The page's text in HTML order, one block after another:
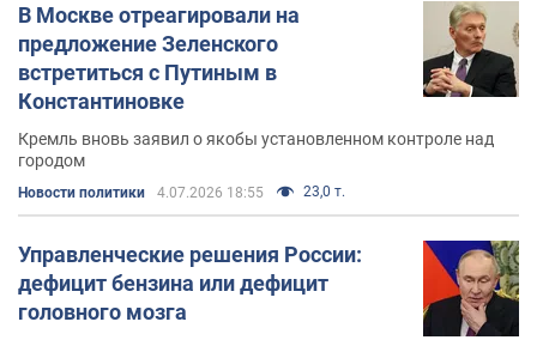
В Москве отреагировали на
предложение Зеленского
встретиться с Путиным в
Константиновке
Кремль вновь заявил о якобы установленном контроле над
городом
Новости политики 4.07.2026 18:55 23,0 т.
Управленческие решения России:
дефицит бензина или дефицит
головного мозга